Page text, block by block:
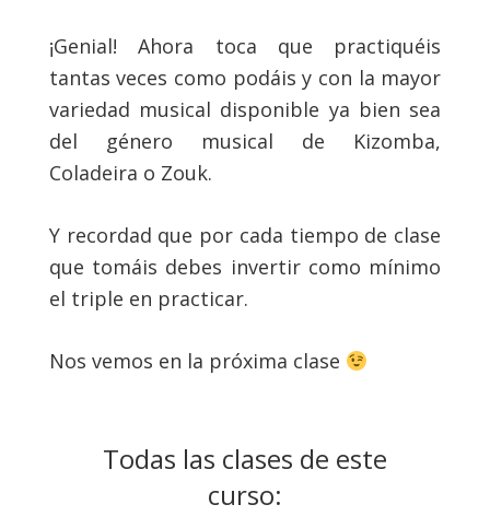
¡Genial! Ahora toca que practiquéis
tantas veces como podáis y con la mayor
variedad musical disponible ya bien sea
del género musical de Kizomba,
Coladeira o Zouk.
Y recordad que por cada tiempo de clase
que tomáis debes invertir como mínimo
el triple en practicar.
Nos vemos en la próxima clase
Todas las clases de este
curso: